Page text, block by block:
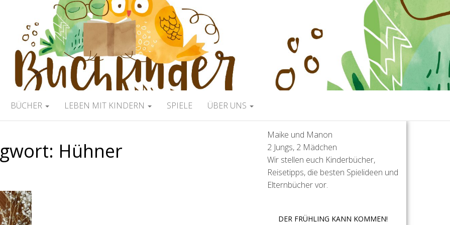
BÜCHER LEBEN MIT KINDERN SPIELE ÜBER UNS
Hühner
Maike und Manon
2 Jungs, 2 Mädchen
Wir stellen euch Kinderbücher,
Reisetipps, die besten Spielideen und
Elternbücher vor.
DER FRÜHLING KANN KOMMEN!